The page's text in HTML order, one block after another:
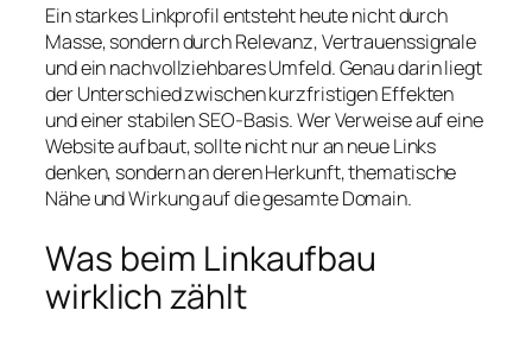
Ein starkes Linkprofil entsteht heute nicht durch
Masse, sondern durch Relevanz, Vertrauenssignale
und ein nachvollziehbares Umfeld. Genau darin liegt
der Unterschied zwischen kurzfristigen Effekten
und einer stabilen SEO-Basis. Wer Verweise auf eine
Website aufbaut, sollte nicht nur an neue Links
denken, sondern an deren Herkunft, thematische
Nähe und Wirkung auf die gesamte Domain.
Was beim Linkaufbau
wirklich zählt